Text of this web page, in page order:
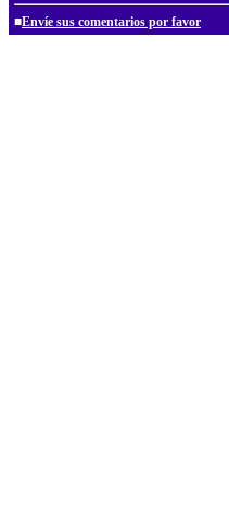
■Envíe sus comentarios por favor